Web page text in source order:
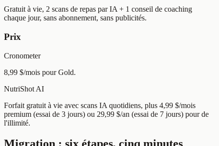
Gratuit à vie, 2 scans de repas par IA + 1 conseil de coaching
chaque jour, sans abonnement, sans publicités.
Prix
Cronometer
8,99 $/mois pour Gold.
NutriShot AI
Forfait gratuit à vie avec scans IA quotidiens, plus 4,99 $/mois
premium (essai de 3 jours) ou 29,99 $/an (essai de 7 jours) pour de
l'illimité.
Migration : six étapes, cinq minutes